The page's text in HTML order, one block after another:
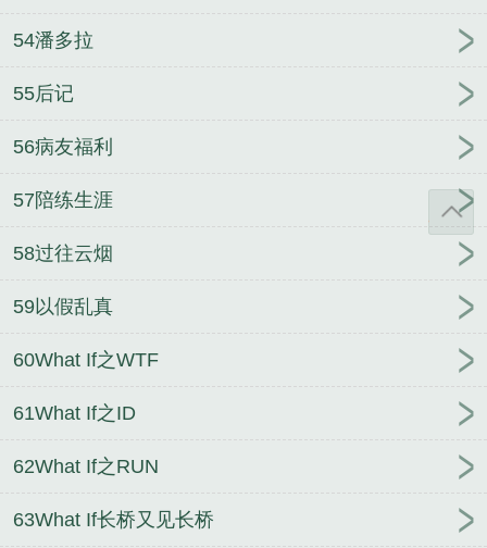
54潘多拉
55后记
56病友福利
57陪练生涯
58过往云烟
59以假乱真
60What If之WTF
61What If之ID
62What If之RUN
63What If长桥又见长桥